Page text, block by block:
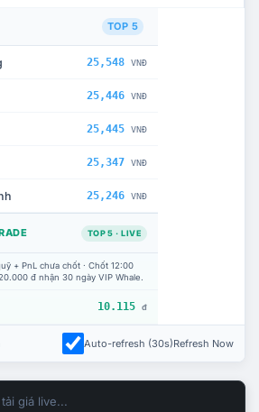
TOP 5
25,548 VNĐ
25,446 VNĐ
25,445 VNĐ
25,347 VNĐ
25,246 VNĐ
TOP 5 · LIVE
+ PnL chưa chốt · Chốt 12:00
đ nhận 30 ngày VIP Whale.
10.115 đ
Auto-refresh (30s)Refresh Now
giá live...